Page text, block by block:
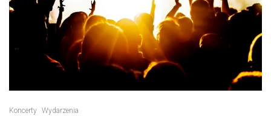
Koncerty Wydarzenia